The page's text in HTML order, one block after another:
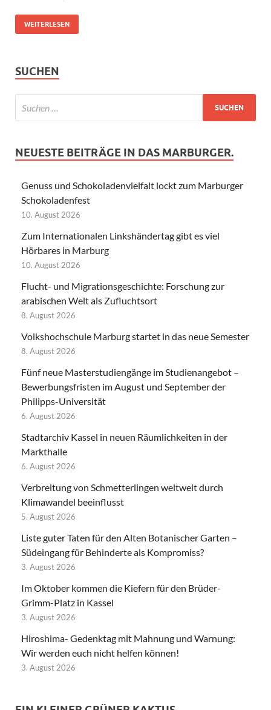
WEITERLESEN
SUCHEN
NEUESTE BEITRÄGE IN DAS MARBURGER.
Genuss und Schokoladenvielfalt lockt zum Marburger
Schokoladenfest
10. August 2026
Zum Internationalen Linkshändertag gibt es viel
Hörbares in Marburg
10. August 2026
Flucht- und Migrationsgeschichte: Forschung zur
arabischen Welt als Zufluchtsort
8. August 2026
Volkshochschule Marburg startet in das neue Semester
8. August 2026
Fünf neue Masterstudiengänge im Studienangebot –
Bewerbungsfristen im August und September der
Philipps-Universität
6. August 2026
Stadtarchiv Kassel in neuen Räumlichkeiten in der
Markthalle
6. August 2026
Verbreitung von Schmetterlingen weltweit durch
Klimawandel beeinflusst
5. August 2026
Liste guter Taten für den Alten Botanischer Garten –
Südeingang für Behinderte als Kompromiss?
3. August 2026
Im Oktober kommen die Kiefern für den Brüder-
Grimm-Platz in Kassel
3. August 2026
Hiroshima- Gedenktag mit Mahnung und Warnung:
Wir werden euch nicht helfen können!
3. August 2026